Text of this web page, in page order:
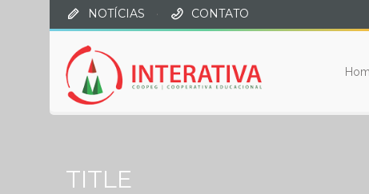
NOTÍCIAS · CONTATO
TITLE